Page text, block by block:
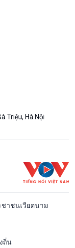
Triệu, Hà Nội
ชาชนเวียดนาม
ถิ่น